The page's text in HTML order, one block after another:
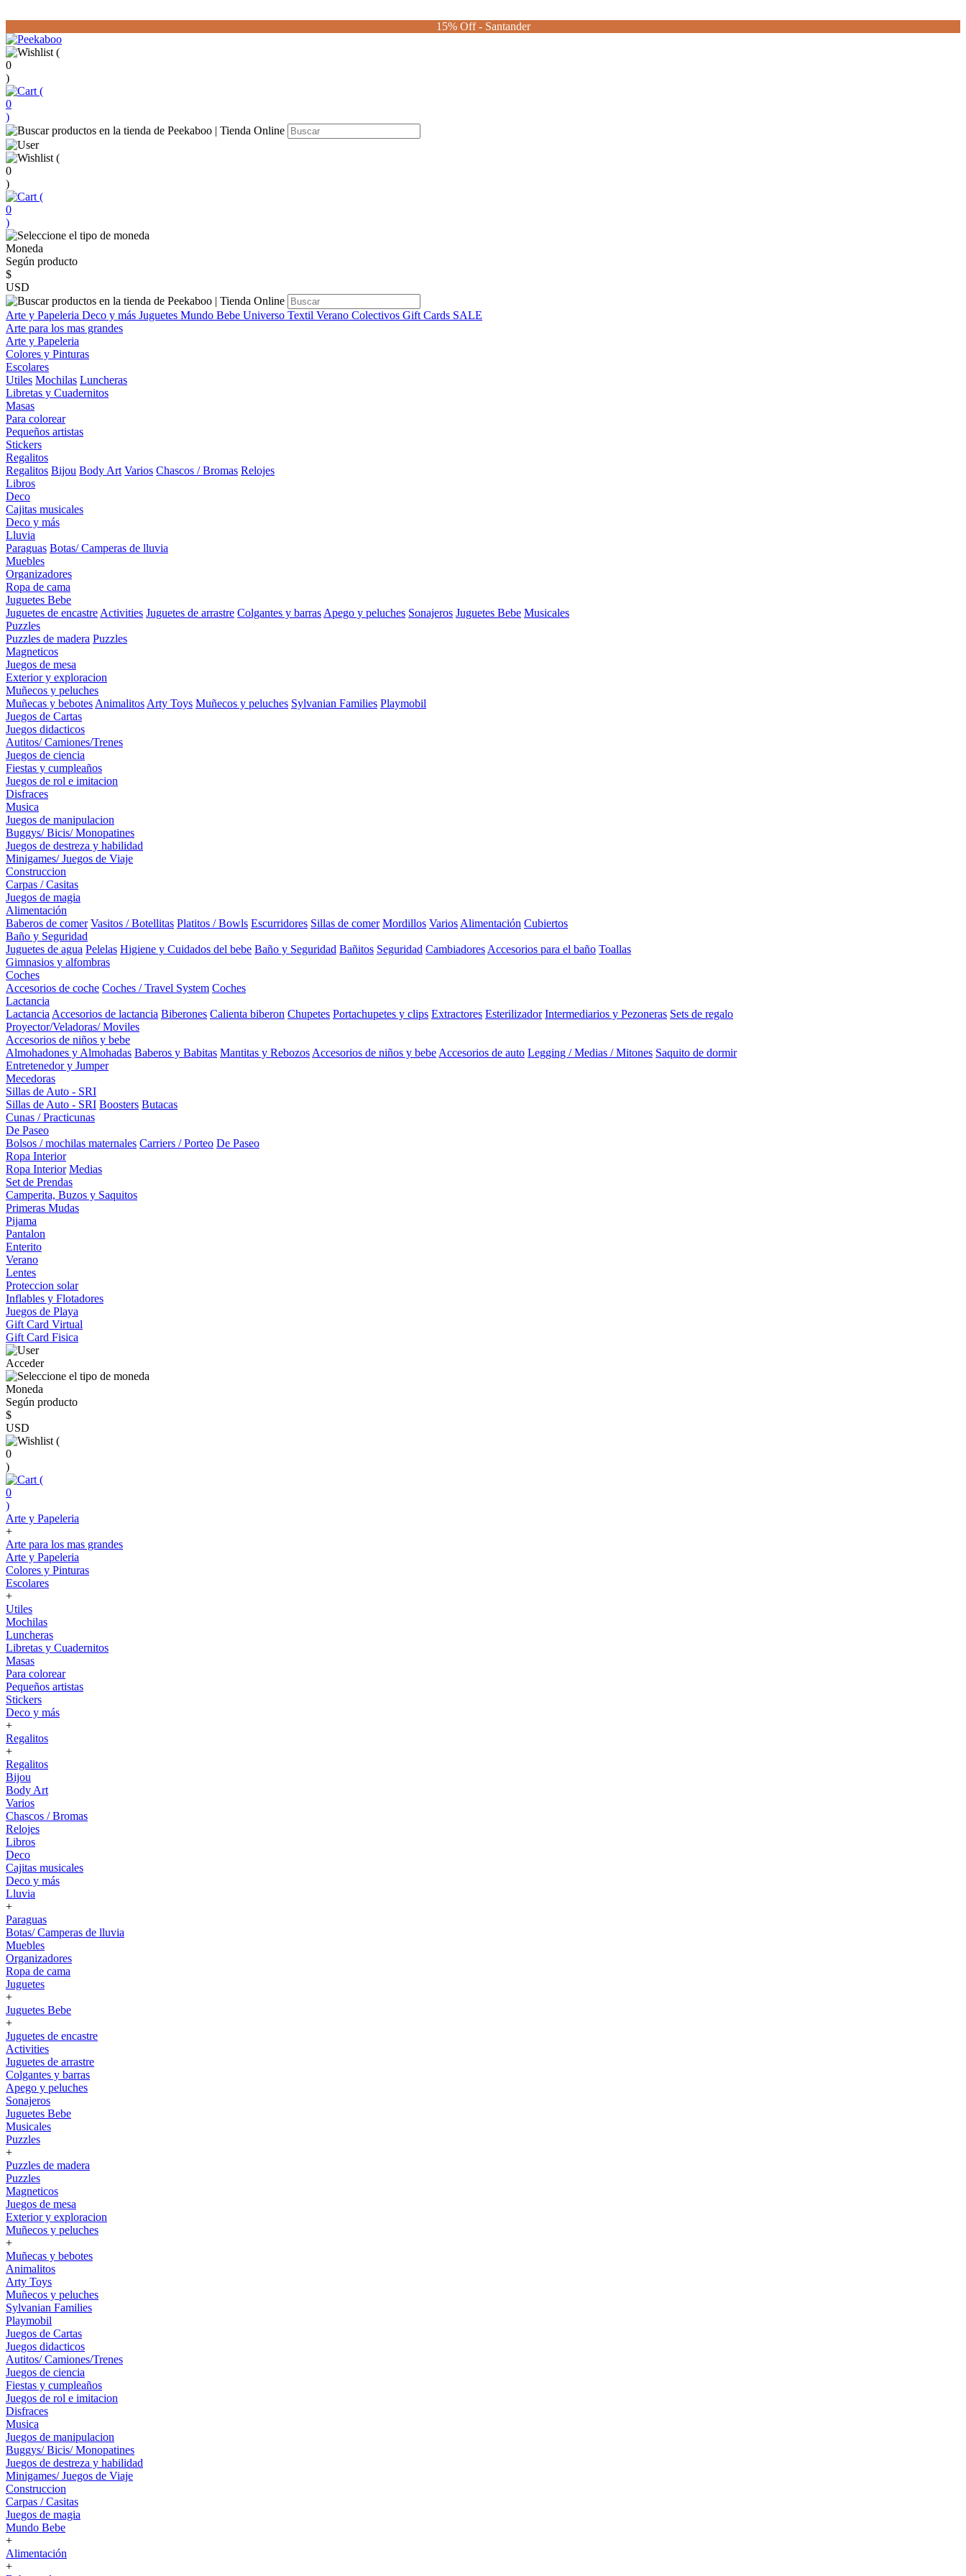
15% Off - Santander
(
0
)
(
0
)
(
0
)
(
0
)
Moneda
Según producto
$
USD
Arte y Papeleria Deco y más Juguetes Mundo Bebe Universo Textil Verano Colectivos Gift Cards SALE
Arte para los mas grandes
Arte y Papeleria
Colores y Pinturas
Escolares
Utiles Mochilas Luncheras
Libretas y Cuadernitos
Masas
Para colorear
Pequeños artistas
Stickers
Regalitos
Regalitos Bijou Body Art Varios Chascos / Bromas Relojes
Libros
Deco
Cajitas musicales
Deco y más
Lluvia
Paraguas Botas/ Camperas de lluvia
Muebles
Organizadores
Ropa de cama
Juguetes Bebe
Juguetes de encastre Activities Juguetes de arrastre Colgantes y barras Apego y peluches Sonajeros Juguetes Bebe Musicales
Puzzles
Puzzles de madera Puzzles
Magneticos
Juegos de mesa
Exterior y exploracion
Muñecos y peluches
Muñecas y bebotes Animalitos Arty Toys Muñecos y peluches Sylvanian Families Playmobil
Juegos de Cartas
Juegos didacticos
Autitos/ Camiones/Trenes
Juegos de ciencia
Fiestas y cumpleaños
Juegos de rol e imitacion
Disfraces
Musica
Juegos de manipulacion
Buggys/ Bicis/ Monopatines
Juegos de destreza y habilidad
Minigames/ Juegos de Viaje
Construccion
Carpas / Casitas
Juegos de magia
Alimentación
Baberos de comer Vasitos / Botellitas Platitos / Bowls Escurridores Sillas de comer Mordillos Varios Alimentación Cubiertos
Baño y Seguridad
Juguetes de agua Pelelas Higiene y Cuidados del bebe Baño y Seguridad Bañitos Seguridad Cambiadores Accesorios para el baño Toallas
Gimnasios y alfombras
Coches
Accesorios de coche Coches / Travel System Coches
Lactancia
Lactancia Accesorios de lactancia Biberones Calienta biberon Chupetes Portachupetes y clips Extractores Esterilizador Intermediarios y Pezoneras Sets de regalo
Proyector/Veladoras/ Moviles
Accesorios de niños y bebe
Almohadones y Almohadas Baberos y Babitas Mantitas y Rebozos Accesorios de niños y bebe Accesorios de auto Legging / Medias / Mitones Saquito de dormir
Entretenedor y Jumper
Mecedoras
Sillas de Auto - SRI
Sillas de Auto - SRI Boosters Butacas
Cunas / Practicunas
De Paseo
Bolsos / mochilas maternales Carriers / Porteo De Paseo
Ropa Interior
Ropa Interior Medias
Set de Prendas
Camperita, Buzos y Saquitos
Primeras Mudas
Pijama
Pantalon
Enterito
Verano
Lentes
Proteccion solar
Inflables y Flotadores
Juegos de Playa
Gift Card Virtual
Gift Card Fisica
Acceder
Moneda
Según producto
$
USD
(
0
)
(
0
)
Arte y Papeleria
+
Arte para los mas grandes
Arte y Papeleria
Colores y Pinturas
Escolares
+
Utiles
Mochilas
Luncheras
Libretas y Cuadernitos
Masas
Para colorear
Pequeños artistas
Stickers
Deco y más
+
Regalitos
+
Regalitos
Bijou
Body Art
Varios
Chascos / Bromas
Relojes
Libros
Deco
Cajitas musicales
Deco y más
Lluvia
+
Paraguas
Botas/ Camperas de lluvia
Muebles
Organizadores
Ropa de cama
Juguetes
+
Juguetes Bebe
+
Juguetes de encastre
Activities
Juguetes de arrastre
Colgantes y barras
Apego y peluches
Sonajeros
Juguetes Bebe
Musicales
Puzzles
+
Puzzles de madera
Puzzles
Magneticos
Juegos de mesa
Exterior y exploracion
Muñecos y peluches
+
Muñecas y bebotes
Animalitos
Arty Toys
Muñecos y peluches
Sylvanian Families
Playmobil
Juegos de Cartas
Juegos didacticos
Autitos/ Camiones/Trenes
Juegos de ciencia
Fiestas y cumpleaños
Juegos de rol e imitacion
Disfraces
Musica
Juegos de manipulacion
Buggys/ Bicis/ Monopatines
Juegos de destreza y habilidad
Minigames/ Juegos de Viaje
Construccion
Carpas / Casitas
Juegos de magia
Mundo Bebe
+
Alimentación
+